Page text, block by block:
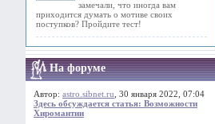
замечали, что иногда вам
приходится думать о мотиве своих
поступков? Пройдите тест!
На форуме
Автор: astro.sibnet.ru , 30 января 2022, 07:04
Здесь обсуждается статья: Возможности
Хиромантии